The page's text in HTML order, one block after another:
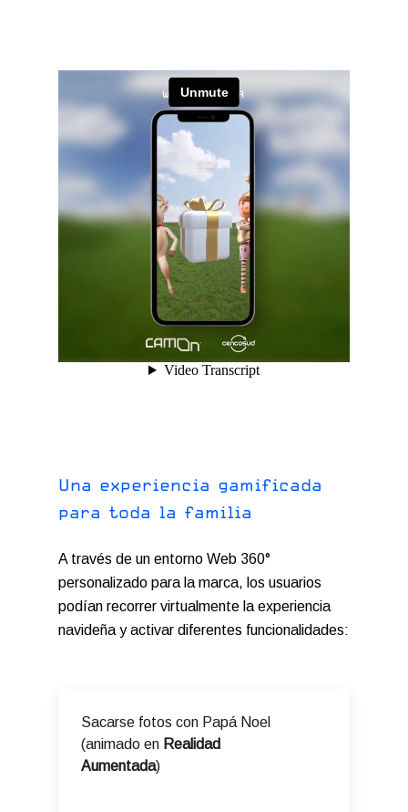
Una experiencia gamificada
para toda la familia
A través de un entorno Web 360°
personalizado para la marca, los usuarios
podían recorrer virtualmente la experiencia
navideña y activar diferentes funcionalidades:
Sacarse fotos con Papá Noel
(animado en Realidad
Aumentada)